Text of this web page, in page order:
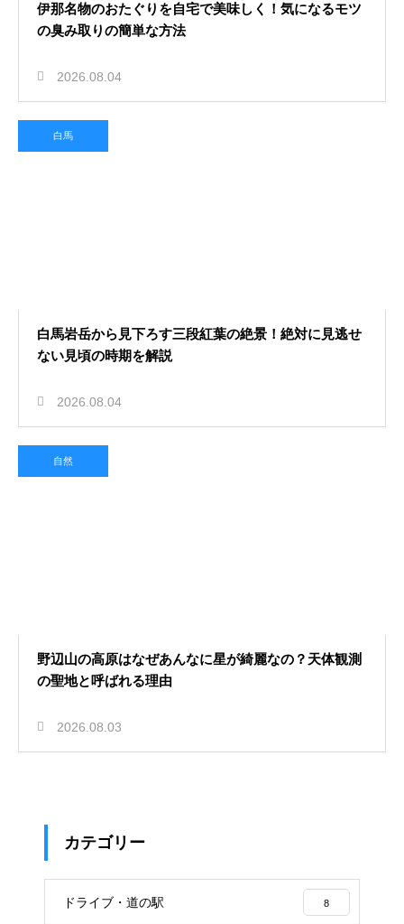
伊那名物のおたぐりを自宅で美味しく！気になるモツ
の臭み取りの簡単な方法
2026.08.04
白馬
白馬岩岳から見下ろす三段紅葉の絶景！絶対に見逃せ
ない見頃の時期を解説
2026.08.04
自然
野辺山の高原はなぜあんなに星が綺麗なの？天体観測
の聖地と呼ばれる理由
2026.08.03
カテゴリー
ドライブ・道の駅 8